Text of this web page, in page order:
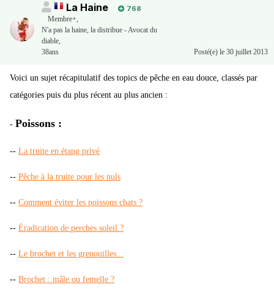
La Haine
768
Membre+,
N'a pas la haine, la distribue - Avocat du
diable,
38ans
Posté(e) le 30 juillet 2013
Voici un sujet récapitulatif des topics de pêche en eau douce, classés par
catégories puis du plus récent au plus ancien :
- Poissons :
-- La truite en étang privé
-- Pêche à la truite pour les nuls
-- Comment éviter les poissons chats ?
-- Éradication de perches soleil ?
-- Le brochet et les grenouilles...
-- Brochet : mâle ou femelle ?